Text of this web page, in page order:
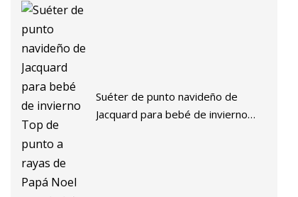
Suéter de punto navideño de
Jacquard para bebé de invierno